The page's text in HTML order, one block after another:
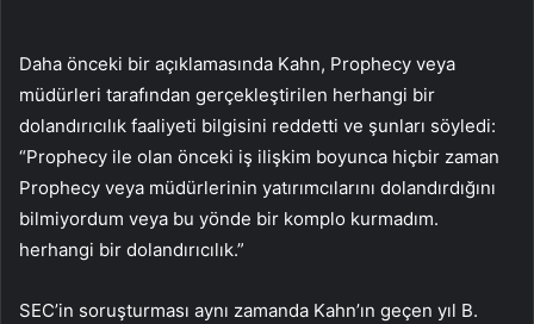
Daha önceki bir açıklamasında Kahn, Prophecy veya
müdürleri tarafından gerçekleştirilen herhangi bir
dolandırıcılık faaliyeti bilgisini reddetti ve şunları söyledi:
“Prophecy ile olan önceki iş ilişkim boyunca hiçbir zaman
Prophecy veya müdürlerinin yatırımcılarını dolandırdığını
bilmiyordum veya bu yönde bir komplo kurmadım.
herhangi bir dolandırıcılık.”
SEC’in soruşturması aynı zamanda Kahn’ın geçen yıl B.